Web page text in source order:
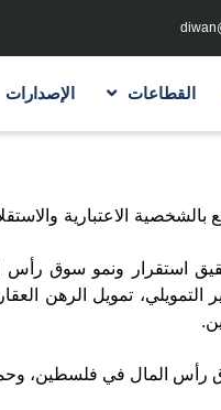
القطاعات الإصدارات
استقرار ونمو سوق
التمويلي، تمويل الرهن
رأس المال في فلسطين،